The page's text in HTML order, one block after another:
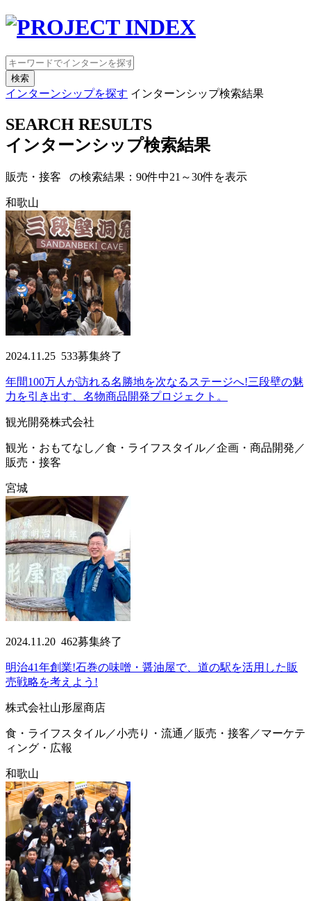
検索
インターンシップを探す インターンシップ検索結果
SEARCH RESULTS
インターンシップ検索結果
販売・接客 の検索結果： 90件中21 ～30件を表示
和歌山
2024.11.25 533募集終了
年間100万人が訪れる名勝地を次なるステージへ!三段壁の魅
力を引き出す、名物商品開発プロジェクト。
観光開発株式会社
観光・おもてなし／食・ライフスタイル／企画・商品開発／
販売・接客
宮城
2024.11.20 462募集終了
明治41年創業!石巻の味噌・醤油屋で、道の駅を活用した販
売戦略を考えよう!
株式会社山形屋商店
食・ライフスタイル／小売り・流通／販売・接客／マーケテ
ィング・広報
和歌山